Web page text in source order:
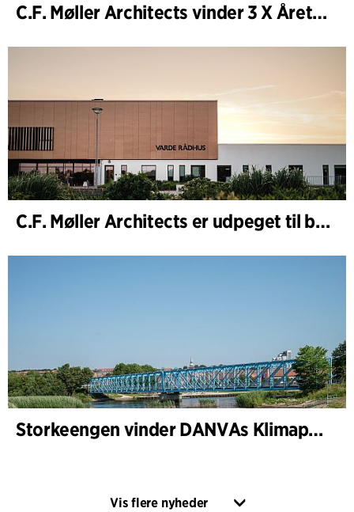
C.F. Møller Architects vinder 3 X Årets Byggeri 2025
C.F. Møller Architects er udpeget til bygherrerådgiver i udvidelsen af Varde Rådhus
Storkeengen vinder DANVAs Klimapris 2025 – og bygger videre på tidligere arkitekturanerkendelse
Vis flere nyheder